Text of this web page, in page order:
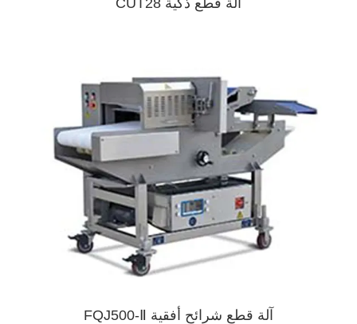
آلة قطع شرائح أفقية FQJ500-Ⅱ